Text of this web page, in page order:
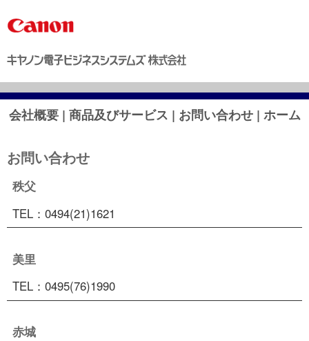
会社概要 商品及びサービス お問い合わせ ホーム
お問い合わせ
秩父
TEL：0494(21)1621
美里
TEL：0495(76)1990
赤城